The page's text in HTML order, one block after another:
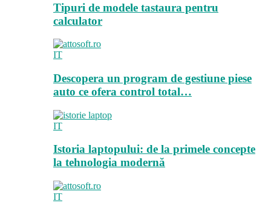
Tipuri de modele tastaura pentru
calculator
IT
Descopera un program de gestiune piese
auto ce ofera control total…
IT
Istoria laptopului: de la primele concepte
la tehnologia modernă
IT